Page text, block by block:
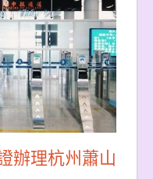
辦理杭州蕭山